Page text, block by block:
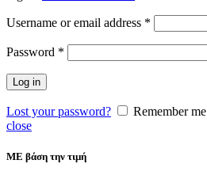
Username or email address *
Password *
Log in
Lost your password?
Remember me
close
ΜΕ βάση την τιμή